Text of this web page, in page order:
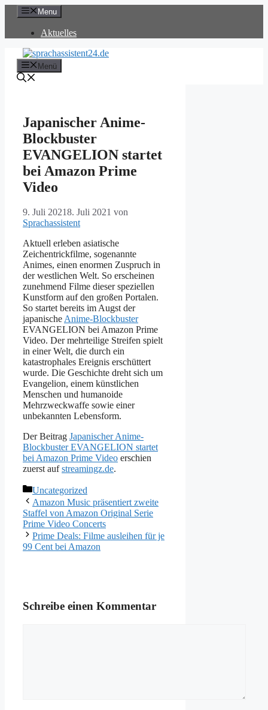
Zum
Inhalt
springen
Menu
Aktuelles
Menü
Japanischer Anime-
Blockbuster
EVANGELION startet
bei Amazon Prime
Video
9. Juli 20218. Juli 2021 von
Sprachassistent
Aktuell erleben asiatische
Zeichentrickfilme, sogenannte
Animes, einen enormen Zuspruch in
der westlichen Welt. So erscheinen
zunehmend Filme dieser speziellen
Kunstform auf den großen Portalen.
So startet bereits im Augst der
japanischeAnime-Blockbuster
EVANGELION bei Amazon Prime
Video. Der mehrteilige Streifen spielt
in einer Welt, die durch ein
katastrophales Ereignis erschüttert
wurde. Die Geschichte dreht sich um
Evangelion, einem künstlichen
Menschen und humanoide
Mehrzweckwaffe sowie einer
unbekannten Lebensform.
Der Beitrag Japanischer Anime-
Blockbuster EVANGELION startet
bei Amazon Prime Video erschien
zuerst aufstreamingz.de.
Kategorien
Uncategorized
Amazon Music präsentiert zweite
Staffel von Amazon Original Serie
Prime Video Concerts
Prime Deals: Filme ausleihen für je
99 Cent bei Amazon
Schreibe einen Kommentar